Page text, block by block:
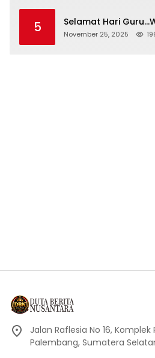
5 Selamat Hari
November 25, 2025
Jalan Raflesia No 16, Komplek
Palembang, Sumatera